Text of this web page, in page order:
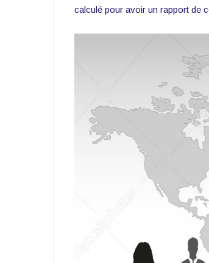
calculé pour avoir un rapport de